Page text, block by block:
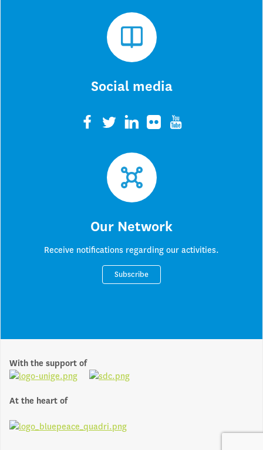
Social media
Our Network
Receive notifications regarding our activities.
Subscribe
With the support of
At the heart of